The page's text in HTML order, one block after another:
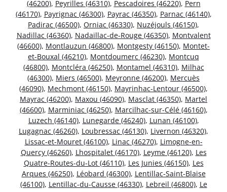
(46200), Peyrilles (46310), Pescadoires (46220), Pern
(46170), Payrignac (46300), Payrac (46350), Parnac (46140),
Padirac (46500), Orniac (46330), Nuzéjouls (46150),
Nadillac (46360), Nadaillac-de-Rouge (46350), Montvalent
(46600), Montlauzun (46800), Montgesty (46150), Montet-
et-Bouxal (46210), Montdoumerc (46230), Montcuq
(46800), Montcléra (46250), Montamel (46310), Milhac
(46300), Miers (46500), Meyronne (46200), Mercuès
(46090), Mechmont (46150), Mayrinhac-Lentour (46500),
Mayrac (46200), Maxou (46090), Masclat (46350), Martel
(46600), Marminiac (46250), Marcilhac-sur-Célé (46160),
Luzech (46140), Lunegarde (46240), Lunan (46100),
Lugagnac (46260), Loubressac (46130), Livernon (46320),
Lissac-et-Mouret (46100), Linac (46270), Limogne-en-
Quercy (46260), Lhospitalet (46170), Leyme (46120), Les
Quatre-Routes-du-Lot (46110), Les Junies (46150), Les
Arques (46250), Léobard (46300), Lentillac-Saint-Blaise
(46100), Lentillac-du-Causse (46330), Lebreil (46800), Le